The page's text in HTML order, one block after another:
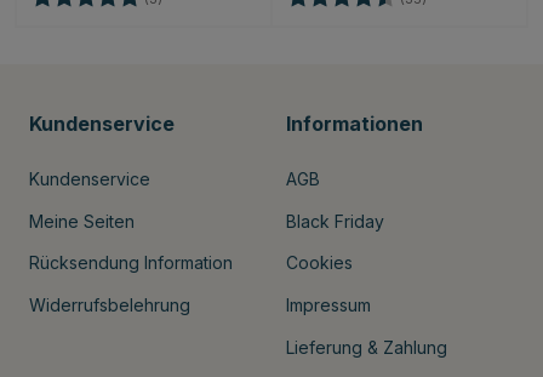
Kundenservice
Kundenservice
Meine Seiten
Rücksendung Information
Widerrufsbelehrung
Informationen
AGB
Black Friday
Cookies
Impressum
Lieferung & Zahlung